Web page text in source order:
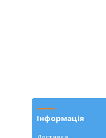
Інформація